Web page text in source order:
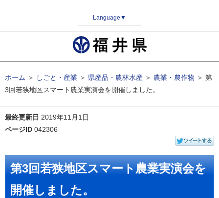
Language ▼
ホーム ＞ しごと・産業 ＞ 県産品・農林水産 ＞ 農業・農作物 ＞ 第
3回若狭地区スマート農業実演会を開催しました。
最終更新日 2019年11月1日
ページID 042306
第3回若狭地区スマート農業実演会を
開催しました。